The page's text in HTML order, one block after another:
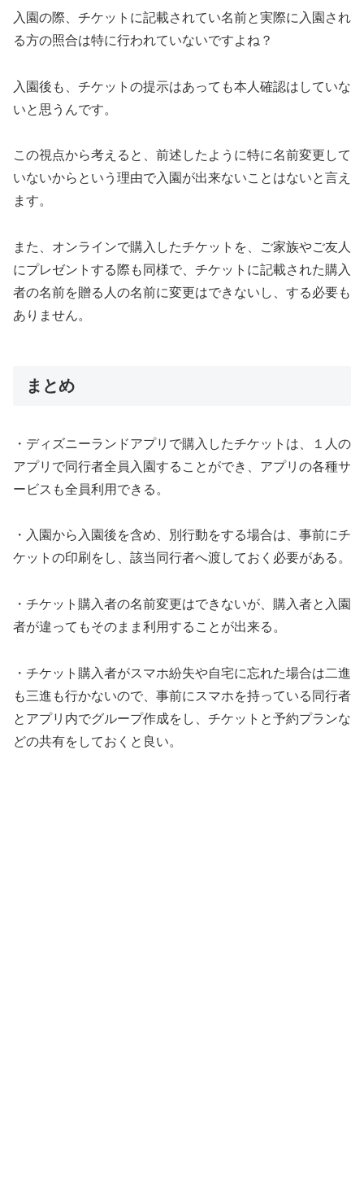
入園の際、チケットに記載されてい名前と実際に入園され
る方の照合は特に行われていないですよね？
入園後も、チケットの提示はあっても本人確認はしていな
いと思うんです。
この視点から考えると、前述したように特に名前変更して
いないからという理由で入園が出来ないことはないと言え
ます。
また、オンラインで購入したチケットを、ご家族やご友人
にプレゼントする際も同様で、チケットに記載された購入
者の名前を贈る人の名前に変更はできないし、する必要も
ありません。
まとめ
・ディズニーランドアプリで購入したチケットは、１人の
アプリで同行者全員入園することができ、アプリの各種サ
ービスも全員利用できる。
・入園から入園後を含め、別行動をする場合は、事前にチ
ケットの印刷をし、該当同行者へ渡しておく必要がある。
・チケット購入者の名前変更はできないが、購入者と入園
者が違ってもそのまま利用することが出来る。
・チケット購入者がスマホ紛失や自宅に忘れた場合は二進
も三進も行かないので、事前にスマホを持っている同行者
とアプリ内でグループ作成をし、チケットと予約プランな
どの共有をしておくと良い。